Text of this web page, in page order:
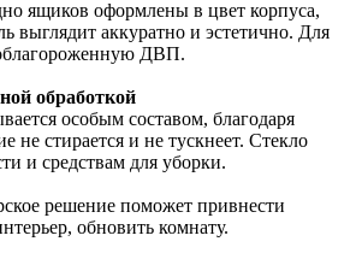
ящиков оформлены в цвет корпуса,
выглядит аккуратно и эстетично. Для
ДВП.
обработкой
особым составом, благодаря
не стирается и не тускнеет. Стекло
и средствам для уборки.
решение поможет привнести
обновить комнату.